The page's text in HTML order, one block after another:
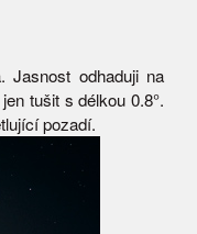
Jasnost odhaduji na
tušit s délkou 0.8°.
pozadí.